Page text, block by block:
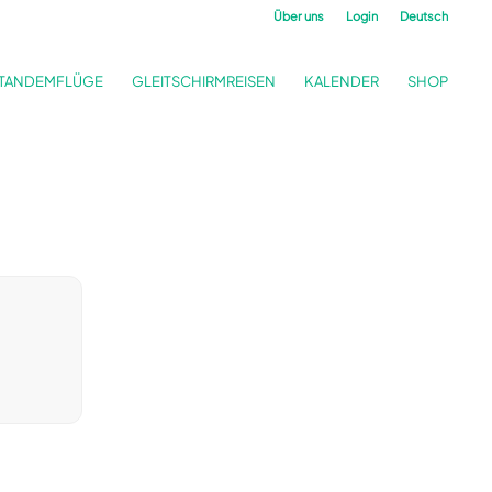
Über uns Login Deutsch
GLEITSCHIRMREISEN KALENDER SHOP